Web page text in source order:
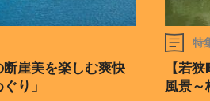
崖美を楽しむ爽快
り」
特
【若
風景～